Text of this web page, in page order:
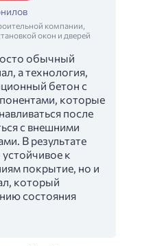
компании,
окон и дверей
обычный
а технология,
бетон с
которые
после
с внешними
В результате
к
покрытие, но и
который
состояния